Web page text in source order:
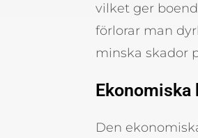
vilket ger
förlorar man
minska skador
Ekonomiska
Den